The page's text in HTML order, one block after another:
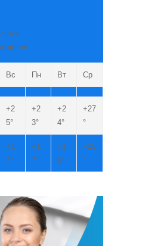
Вс Пн Вт Ср
+2
5°
+2
3°
+2
4°
+27
°
+1
7°
+1
7°
+1
6°
+15
°